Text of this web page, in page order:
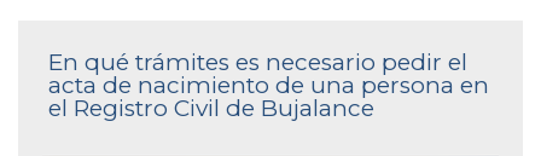
En qué trámites es necesario pedir el
acta de nacimiento de una persona en
el Registro Civil de Bujalance